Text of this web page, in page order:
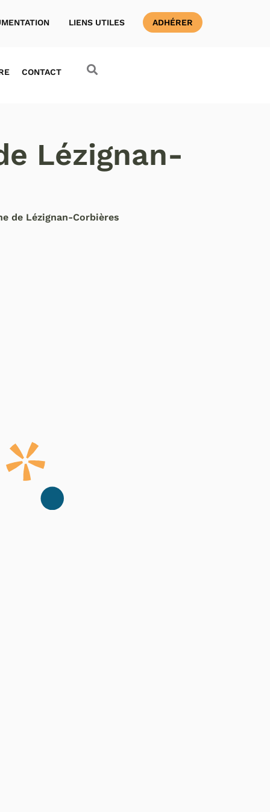
LIENS UTILES ADHÉRER
CONTACT
Lézignan-
de Lézignan-Corbières